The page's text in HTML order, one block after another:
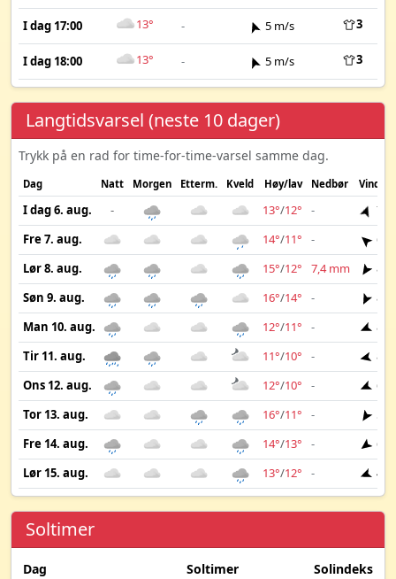
I dag 17:00 13° - 5 m/s 3
I dag 18:00 13° - 5 m/s 3
Langtidsvarsel (neste 10 dager)
Trykk på en rad for time-for-time-varsel samme dag.
Dag Natt Morgen Etterm. Kveld Høy/lav Nedbør Vind
I dag 6. aug. - 13°/12° -
7
Fre 7. aug.
14°/11° -
6
Lør 8. aug.
15°/12° 7,4 mm
8
Søn 9. aug.
16°/14° -
8
Man 10. aug.
12°/11° -
8
Tir 11. aug.
11°/10° -
8
Ons 12. aug.
12°/10° -
6
Tor 13. aug.
16°/11° -
5
Fre 14. aug.
14°/13° -
6
Lør 15. aug.
13°/12° - 4
Soltimer
Dag Soltimer Solindeks